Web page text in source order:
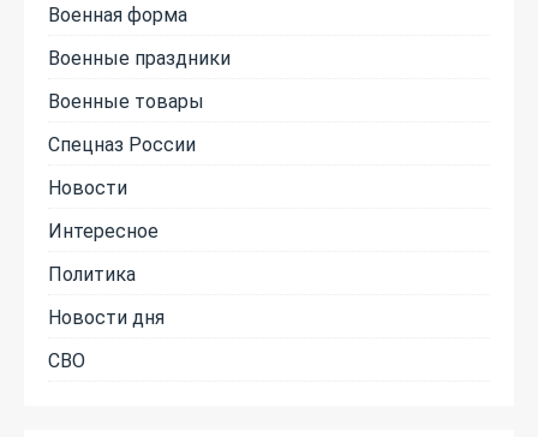
Военная форма
Военные праздники
Военные товары
Спецназ России
Новости
Интересное
Политика
Новости дня
СВО